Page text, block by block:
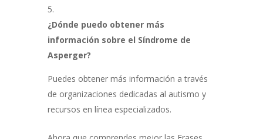
¿Dónde puedo obtener más
información sobre el Síndrome de
Asperger?
Puedes obtener más información a través
de organizaciones dedicadas al autismo y
recursos en línea especializados.